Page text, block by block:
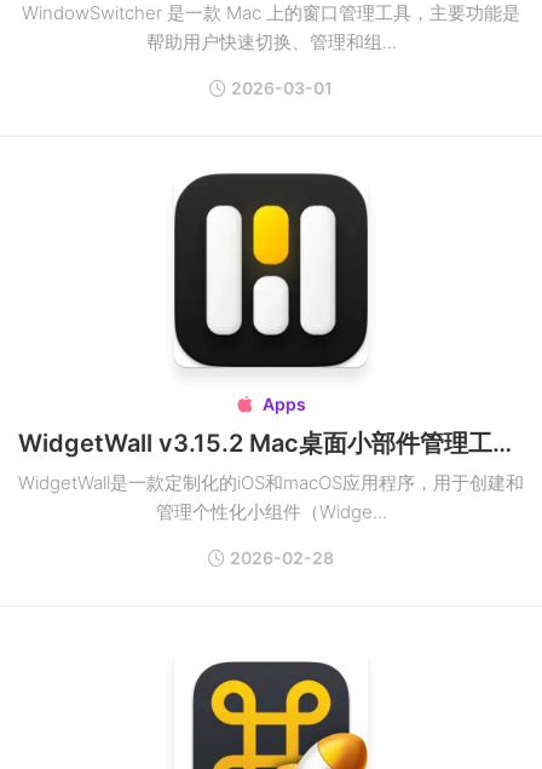
WindowSwitcher 是一款 Mac 上的窗口管理工具，主要功能是
帮助用户快速切换、管理和组...
2026-03-01
 Apps
WidgetWall v3.15.2 Mac桌面小部件管理工具破解版
WidgetWall是一款定制化的iOS和macOS应用程序，用于创建和
管理个性化小组件（Widge...
2026-02-28